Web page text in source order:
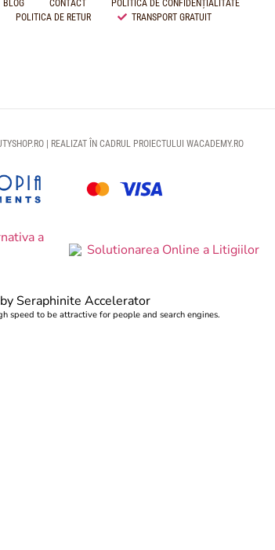
BLOG CONTACT
POLITICA DE CONFIDENȚIALITATE
POLITICA DE RETUR TRANSPORT GRATUIT
| REALIZAT ÎN CADRUL PROIECTULUI WACADEMY.RO
Seraphinite Accelerator
speed to be attractive for people and search engines.